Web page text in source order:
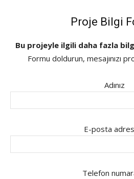
Proje Bilgi
Bu projeyle ilgili daha fazla
Formu doldurun, mesajınızı
Adınız
E-posta
Telefon